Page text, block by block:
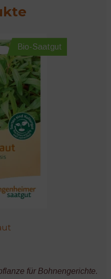
Bio-Saatgut
für Bohnengerichte.